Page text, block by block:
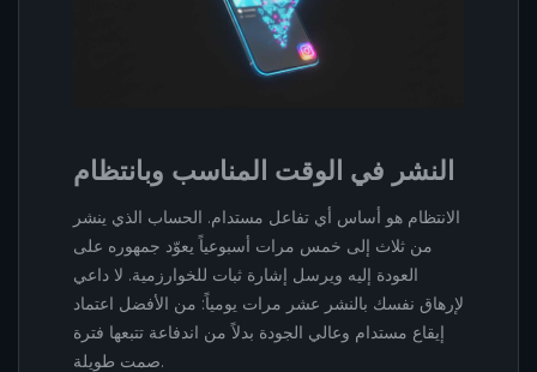
النشر في الوقت المناسب وبانتظام
الانتظام هو أساس أي تفاعل مستدام. الحساب الذي ينشر
من ثلاث إلى خمس مرات أسبوعياً يعوّد جمهوره على
العودة إليه ويرسل إشارة ثبات للخوارزمية. لا داعي
لإرهاق نفسك بالنشر عشر مرات يومياً: من الأفضل اعتماد
إيقاع مستدام وعالي الجودة بدلاً من اندفاعة تتبعها فترة
صمت طويلة.